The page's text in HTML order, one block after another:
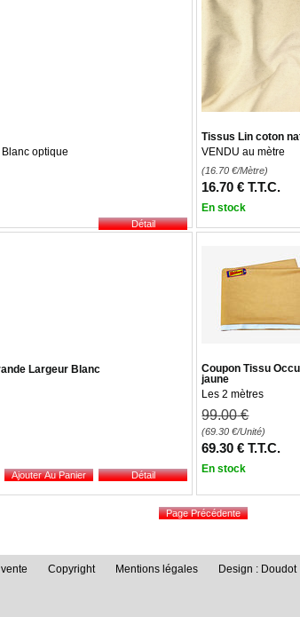
optique
Tissus Lin coton
VENDU au mètre
(16.70€/Mètre)
16.70 € T.T.C.
En stock
Largeur Blanc
Coupon Tissu
jaune
Les 2 mètres
99.00 €
(69.30€/Unité)
69.30 € T.T.C.
En stock
Copyright Mentions légales Design : Doudot
la conformité avec les réglementations. Personnalisez